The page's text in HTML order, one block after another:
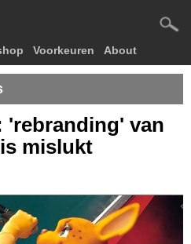
Voorkeuren About
'rebranding' van
mislukt